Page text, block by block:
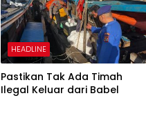
HEADLINE
Pastikan Tak Ada Timah
Ilegal Keluar dari Babel